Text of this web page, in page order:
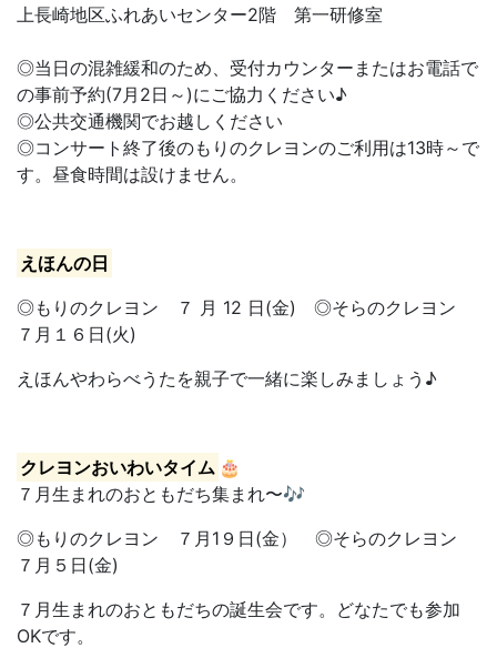
上長崎地区ふれあいセンター2階 第一研修室
◎当日の混雑緩和のため、受付カウンターまたはお電話で
の事前予約(7月2日～)にご協力ください♪
◎公共交通機関でお越しください
◎コンサート終了後のもりのクレヨンのご利用は13時～で
す。昼食時間は設けません。
えほんの日
◎もりのクレヨン ７ 月 12 日(金) ◎そらのクレヨン
７月１６日(火)
えほんやわらべうたを親子で一緒に楽しみましょう♪
クレヨンおいわいタイム 🎂
７月生まれのおともだち集まれ〜🎶
◎もりのクレヨン ７月1９日(金） ◎そらのクレヨン
７月５日(金)
７月生まれのおともだちの誕生会です。どなたでも参加
OKです。